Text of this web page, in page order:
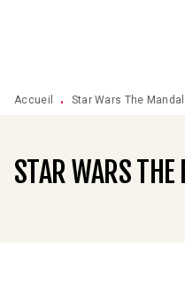
Accueil • Star Wars The
STAR WARS THE